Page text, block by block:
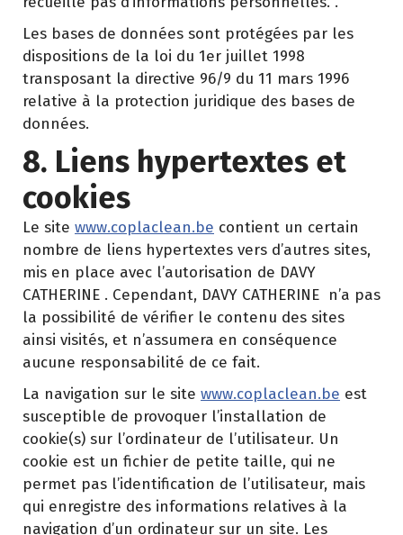
Les bases de données sont protégées par les
dispositions de la loi du 1er juillet 1998
transposant la directive 96/9 du 11 mars 1996
relative à la protection juridique des bases de
données.
8. Liens hypertextes et
cookies
Le site www.coplaclean.be contient un certain
nombre de liens hypertextes vers d’autres sites,
mis en place avec l’autorisation de DAVY
CATHERINE . Cependant, DAVY CATHERINE n’a pas
la possibilité de vérifier le contenu des sites
ainsi visités, et n’assumera en conséquence
aucune responsabilité de ce fait.
La navigation sur le site www.coplaclean.be est
susceptible de provoquer l’installation de
cookie(s) sur l’ordinateur de l’utilisateur. Un
cookie est un fichier de petite taille, qui ne
permet pas l’identification de l’utilisateur, mais
qui enregistre des informations relatives à la
navigation d’un ordinateur sur un site. Les